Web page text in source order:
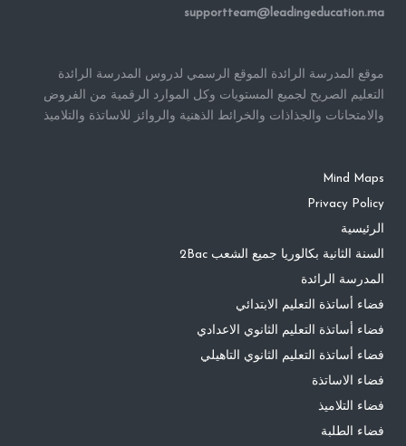
supportteam@leadingeducation.ma
موقع المدرسة الرائدة الموقع الرسمي لدروس المدرسة الرائدة
التعليم الصريح لجميع المستويات وكل الموارد الرقمية من الفروض
والامتحانات والجذاذات والخرائط الذهنية والروائز للاساتذة والتلاميذ
Mind Maps
Privacy Policy
الرئيسية
السنة الثانية بكالوريا جميع الشعب 2Bac
المدرسة الرائدة
فضاء أساتذة التعليم الابتدائي
فضاء أساتذة التعليم الثانوي الاعدادي
فضاء أساتذة التعليم الثانوي التاهيلي
فضاء الاساتذة
فضاء التلاميذ
فضاء الطلبة